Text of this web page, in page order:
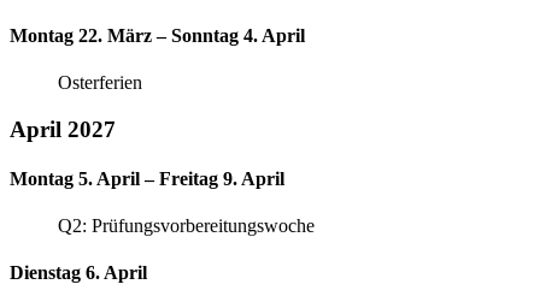
Montag 22. März – Sonntag 4. April
Osterferien
April 2027
Montag 5. April – Freitag 9. April
Q2: Prüfungsvorbereitungswoche
Dienstag 6. April